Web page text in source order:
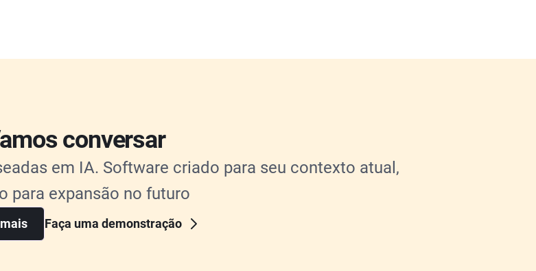
conversar
em IA. Software criado para seu contexto atual,
para expansão no futuro
Faça uma demonstração